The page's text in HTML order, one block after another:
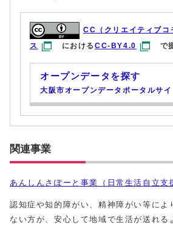
CC（クリエイティブコ
ス
におけるCC-BY4.0 で
オープンデータを探す
大阪市オープンデータポータルサイ
関連事業
あんしんさぽーと事業（日常生活自立支
認知症や知的障がい、精神障がい等によ
ない方が、安心して地域で生活が送れる